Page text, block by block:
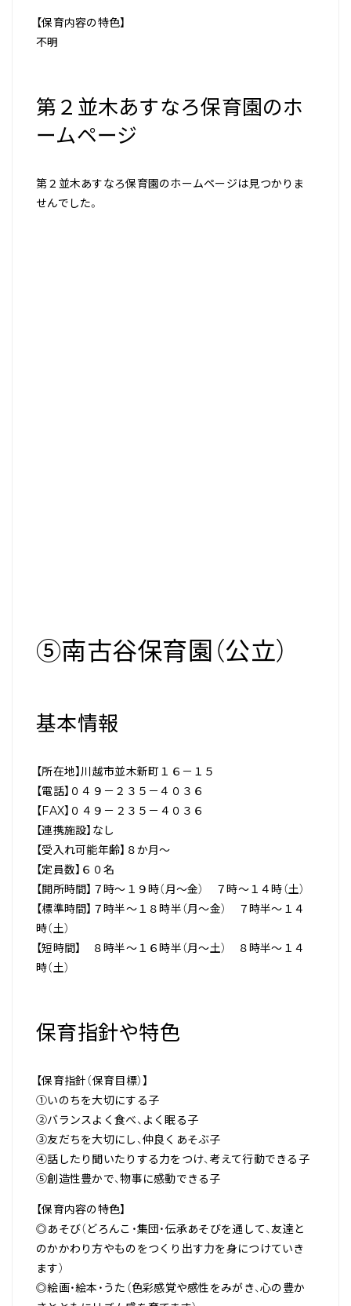
【保育内容の特色】
不明
第２並木あすなろ保育園のホ
ームページ
第２並木あすなろ保育園のホームページは見つかりま
せんでした。
⑤南古谷保育園（公立）
基本情報
【所在地】川越市並木新町１６－１５
【電話】０４９－２３５－４０３６
【FAX】０４９－２３５－４０３６
【連携施設】なし
【受入れ可能年齢】８か月～
【定員数】６０名
【開所時間】７時～１９時（月～金） ７時～１４時（土）
【標準時間】７時半～１８時半（月～金） ７時半～１４
時（土）
【短時間】 ８時半～１６時半（月～土） ８時半～１４
時（土）
保育指針や特色
【保育指針（保育目標）】
①いのちを大切にする子
②バランスよく食べ、よく眠る子
③友だちを大切にし、仲良くあそぶ子
④話したり聞いたりする力をつけ、考えて行動できる子
⑤創造性豊かで、物事に感動できる子
【保育内容の特色】
◎あそび（どろんこ・集団・伝承あそびを通して、友達と
のかかわり方やものをつくり出す力を身につけていき
ます）
◎絵画・絵本・うた（色彩感覚や感性をみがき、心の豊か